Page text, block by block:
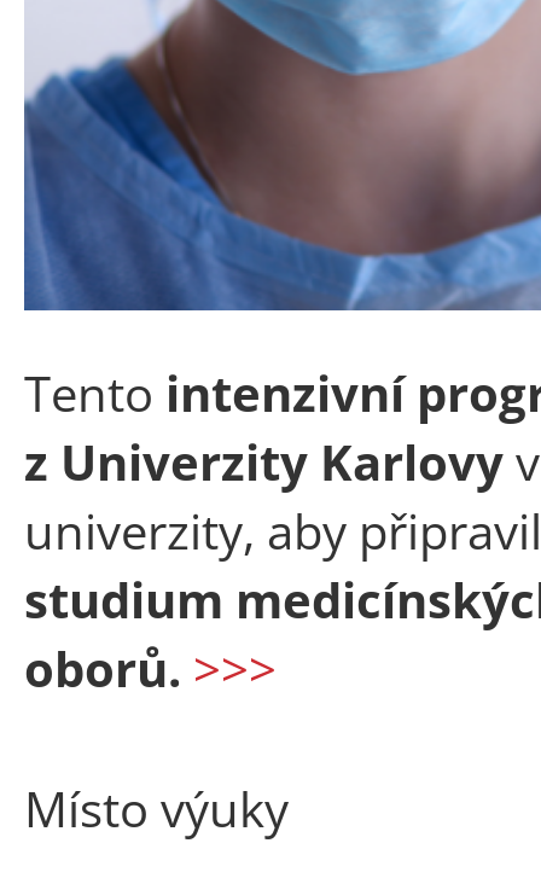
Tento intenzivní
z Univerzity Karlovy
univerzity, aby
studium
oborů. >>>
Místo výuky